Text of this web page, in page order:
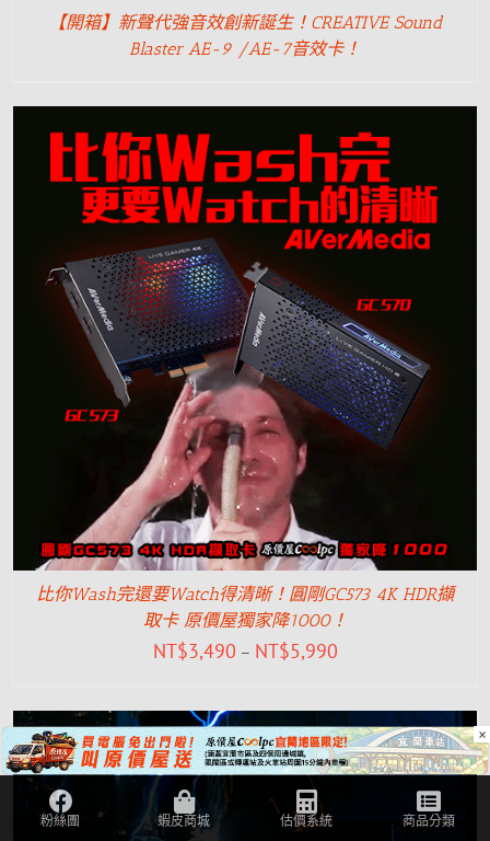
【開箱】新聲代強音效創新誕生！CREATIVE Sound
Blaster AE-9 /AE-7音效卡！
比你Wash完還要Watch得清晰！圓剛GC573 4K HDR擷
取卡 原價屋獨家降1000！
NT$3,490 – NT$5,990
×